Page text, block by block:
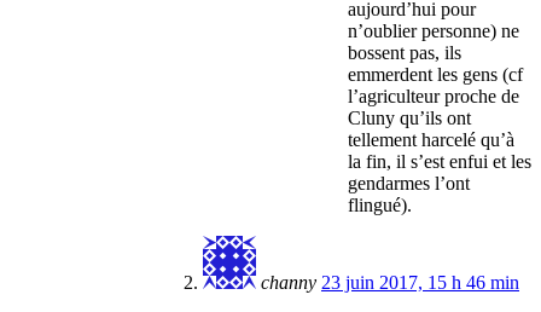
aujourd’hui pour
n’oublier personne) ne
bossent pas, ils
emmerdent les gens (cf
l’agriculteur proche de
Cluny qu’ils ont
tellement harcelé qu’à
la fin, il s’est enfui et les
gendarmes l’ont
flingué).
channy 23 juin 2017, 15 h 46 min